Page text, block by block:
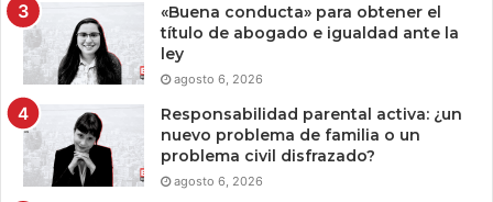
«Buena conducta» para obtener el
título de abogado e igualdad ante la
ley
agosto 6, 2026
Responsabilidad parental activa: ¿un
nuevo problema de familia o un
problema civil disfrazado?
agosto 6, 2026